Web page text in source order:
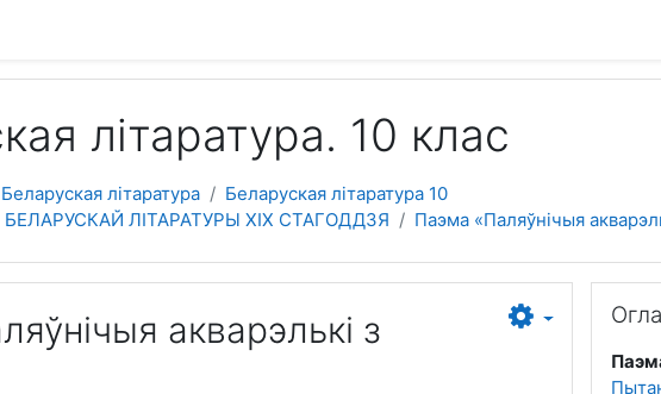
літаратура. 10 клас
Беларуская літаратура
Беларуская літаратура 10
ЛІТАРАТУРЫ XIX СТАГОДДЗЯ
Паэма «Паляўнічыя
акварэлькі з